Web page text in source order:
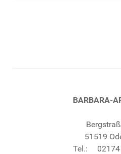
BARBARA-
51519
Tel.: